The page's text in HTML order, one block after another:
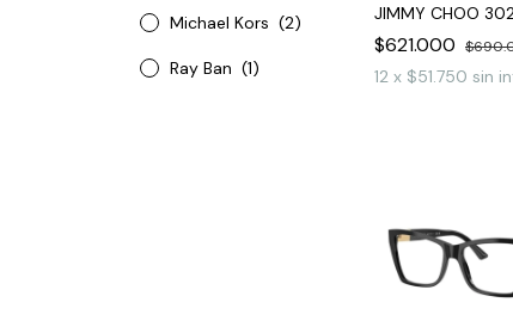
Michael Kors (2)
Ray Ban (1)
JIMMY CHOO
$621.000
12 x $51.750 sin